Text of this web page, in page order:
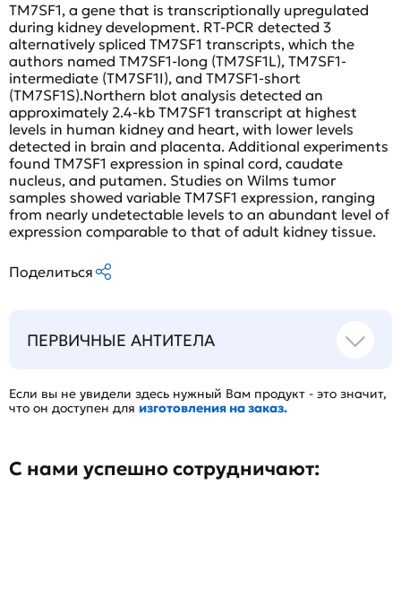
TM7SF1, a gene that is transcriptionally upregulated
during kidney development. RT-PCR detected 3
alternatively spliced TM7SF1 transcripts, which the
authors named TM7SF1-long (TM7SF1L), TM7SF1-
intermediate (TM7SF1I), and TM7SF1-short
(TM7SF1S).Northern blot analysis detected an
approximately 2.4-kb TM7SF1 transcript at highest
levels in human kidney and heart, with lower levels
detected in brain and placenta. Additional experiments
found TM7SF1 expression in spinal cord, caudate
nucleus, and putamen. Studies on Wilms tumor
samples showed variable TM7SF1 expression, ranging
from nearly undetectable levels to an abundant level of
expression comparable to that of adult kidney tissue.
Поделиться
ПЕРВИЧНЫЕ АНТИТЕЛА
Если вы не увидели здесь нужный Вам продукт - это значит,
что он доступен для изготовления на заказ.
С нами успешно сотрудничают: